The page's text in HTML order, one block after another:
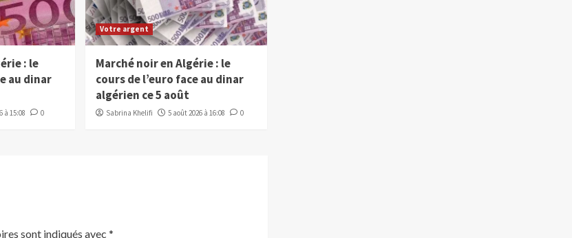
: le
au dinar
à 15:08 0
Votre argent
Marché noir en Algérie : le
cours de l’euro face au dinar
algérien ce 5 août
Sabrina Khelifi 5 août 2026 à 16:08 0
sont indiqués avec *